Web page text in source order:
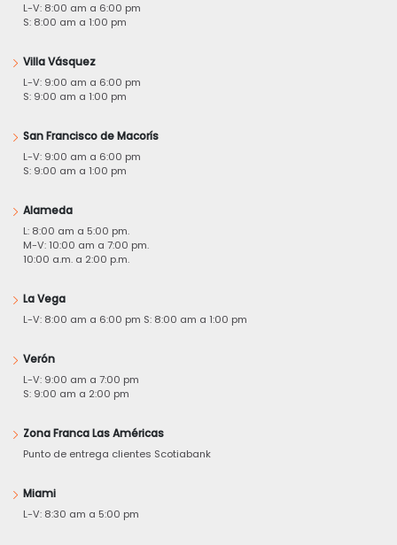
L-V: 8:00 am a 6:00 pm
S: 8:00 am a 1:00 pm
Villa Vásquez
L-V: 9:00 am a 6:00 pm
S: 9:00 am a 1:00 pm
San Francisco de Macorís
L-V: 9:00 am a 6:00 pm
S: 9:00 am a 1:00 pm
Alameda
L: 8:00 am a 5:00 pm.
M-V: 10:00 am a 7:00 pm.
10:00 a.m. a 2:00 p.m.
La Vega
L-V: 8:00 am a 6:00 pm S: 8:00 am a 1:00 pm
Verón
L-V: 9:00 am a 7:00 pm
S: 9:00 am a 2:00 pm
Zona Franca Las Américas
Punto de entrega clientes Scotiabank
Miami
L-V: 8:30 am a 5:00 pm